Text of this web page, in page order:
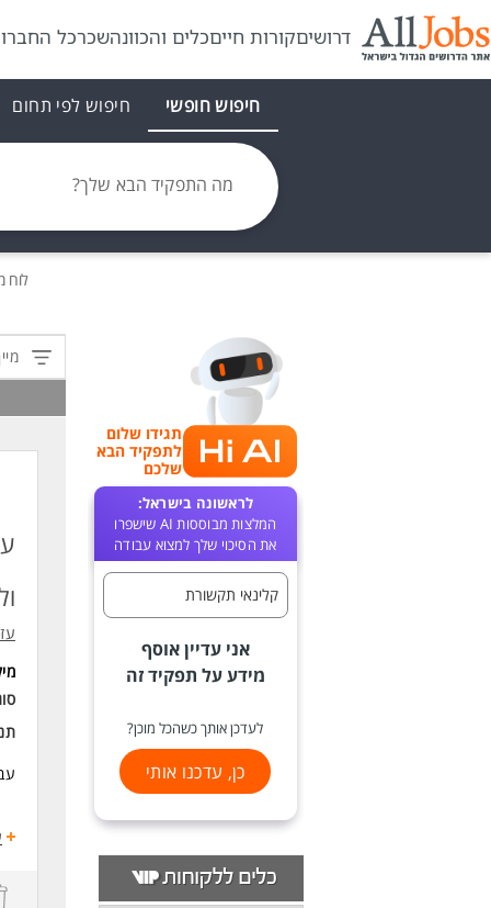
דרושיםקורות חייםכלים והכוונהשכרכל
חיפוש חופשי חיפוש לפי תחום
מה התפקיד הבא שלך?
לוח
תגידו שלום
לתפקיד הבא
שלכם
לראשונה בישראל:
המלצות מבוססות AI שישפרו
את הסיכוי שלך למצוא עבודה
קלינאי תקשורת
אני עדיין אוסף
מידע על תפקיד זה
לעדכן אותך כשהכל מוכן?
כן, עדכנו אותי